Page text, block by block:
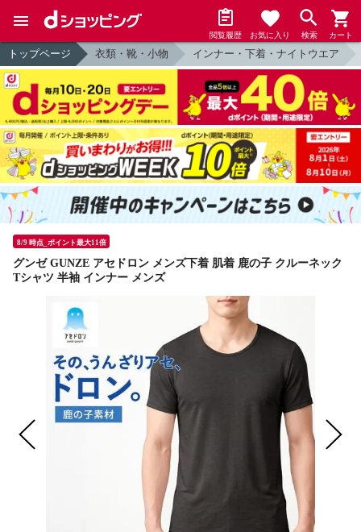
閲覧履歴 お気に入り 検索 カート
トップページ 衣類・靴・小物 インナー・下着・ナイトウエア
8/9 時点_ポイント最大11倍
グンゼ GUNZE アセドロン メンズ下着 肌着 鹿の子 クルーネック
Tシャツ 半袖 インナー メンズ